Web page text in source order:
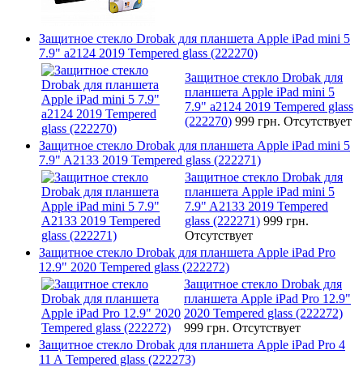
Защитное стекло Drobak для планшета Apple iPad mini 5
7.9" a2124 2019 Tempered glass (222270)
Защитное стекло Drobak для
планшета Apple iPad mini 5
7.9" a2124 2019 Tempered glass
(222270) 999 грн. Отсутствует
Защитное стекло Drobak для планшета Apple iPad mini 5
7.9" A2133 2019 Tempered glass (222271)
Защитное стекло Drobak для
планшета Apple iPad mini 5
7.9" A2133 2019 Tempered
glass (222271) 999 грн.
Отсутствует
Защитное стекло Drobak для планшета Apple iPad Pro
12.9" 2020 Tempered glass (222272)
Защитное стекло Drobak для
планшета Apple iPad Pro 12.9"
2020 Tempered glass (222272)
999 грн. Отсутствует
Защитное стекло Drobak для планшета Apple iPad Pro 4
11 A Tempered glass (222273)